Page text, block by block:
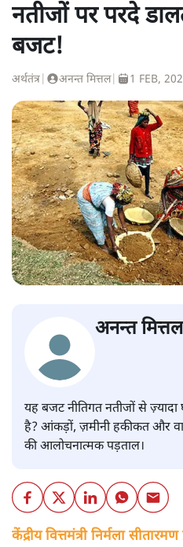
नतीजों पर परदे
बजट!
अर्थतंत्र अनन्त मित्तल| 1 FEB,
अनन्त मित्तल
यह बजट नीतिगत नतीजों से
है? आंकड़ों, ज़मीनी हकीकत और
की आलोचनात्मक पड़ताल।
केंद्रीय वित्तमंत्री निर्मला सीतारमण